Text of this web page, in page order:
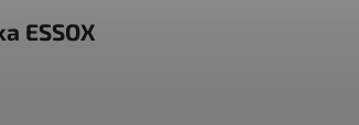
ESSOX